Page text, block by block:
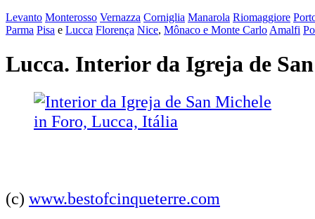
Levanto Monterosso Vernazza Corniglia Manarola Riomaggiore
Parma Pisa e Lucca Florença Nice, Mônaco e Monte Carlo Amalfi
Lucca. Interior da Igreja de
(c) www.bestofcinqueterre.com